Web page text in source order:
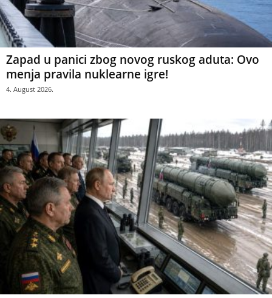
Zapad u panici zbog novog ruskog aduta: Ovo
menja pravila nuklearne igre!
4. August 2026.